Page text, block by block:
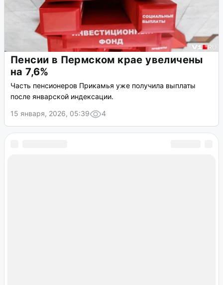
Пенсии в Пермском крае увеличены
на 7,6%
Часть пенсионеров Прикамья уже получила выплаты
после январской индексации.
15 января, 2026, 05:39
4